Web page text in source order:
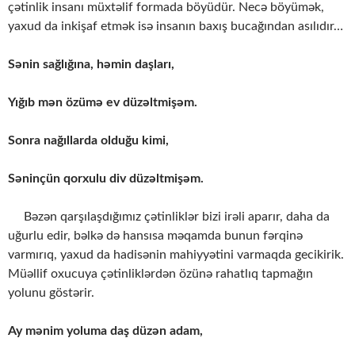
çətinlik insanı müxtəlif formada böyüdür. Necə böyümək,
yaxud da inkişaf etmək isə insanın baxış bucağından asılıdır…
Sənin sağlığına, həmin daşları,
Yığıb mən özümə ev düzəltmişəm.
Sonra nağıllarda olduğu kimi,
Səninçün qorxulu div düzəltmişəm.
Bəzən qarşılaşdığımız çətinliklər bizi irəli aparır, daha da
uğurlu edir, bəlkə də hansısa məqamda bunun fərqinə
varmırıq, yaxud da hadisənin mahiyyətini varmaqda gecikirik.
Müəllif oxucuya çətinliklərdən özünə rahatlıq tapmağın
yolunu göstərir.
Ay mənim yoluma daş düzən adam,